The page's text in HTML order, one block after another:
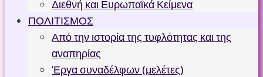
Διεθνή και Ευρωπαϊκά Κείμενα
ΠΟΛΙΤΙΣΜΟΣ
Από την ιστορία της τυφλότητας και της
αναπηρίας
‘Εργα συναδέλφων (μελέτες)